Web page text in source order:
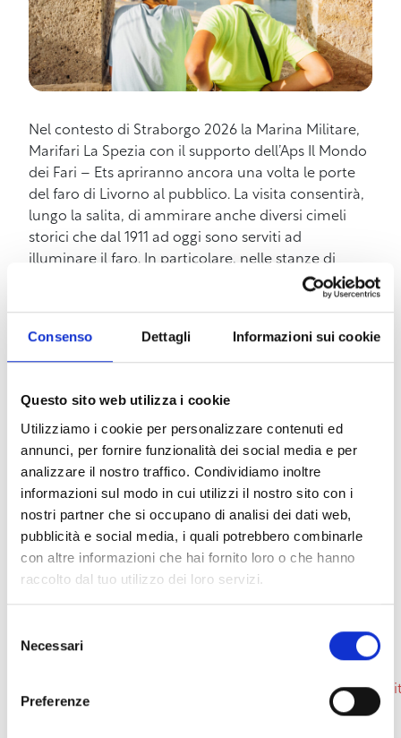
Consenso Dettagli Informazioni sui cookie
Questo sito web utilizza i cookie
Utilizziamo i cookie per personalizzare contenuti ed
annunci, per fornire funzionalità dei social media e per
analizzare il nostro traffico. Condividiamo inoltre
informazioni sul modo in cui utilizzi il nostro sito con i
nostri partner che si occupano di analisi dei dati web,
pubblicità e social media, i quali potrebbero combinarle
con altre informazioni che hai fornito loro o che hanno
raccolto dal tuo utilizzo dei loro servizi.
delNecessari
Preferenze
Nel contesto di Straborgo 2026 la Marina Militare,
Marifari La Spezia con il supporto dell’Aps Il Mondo
dei Fari – Ets apriranno ancora una volta le porte
del faro di Livorno al pubblico. La visita consentirà,
lungo la salita, di ammirare anche diversi cimeli
storici che dal 1911 ad oggi sono serviti ad
illuminare il faro. In particolare, nelle stanze di
veglia dell’ultimo piano, dove il Fanalista prestava
racconta una Livorno vista dal faro, antichi oggetti
di uso quotidiano di cui verrà illustrato l’utilizzo. La
terrazza dove si potrà ammirare un panorama
unico della città da 50 metri d’altezza.
L’Associazione Culturale e di Promozione Sociale IL
MONDO DEI FARI-ETS, organizza mensilmente
visite nei Fari Italiani ed esteri e collabora con la
MMI, Enti ed Associazioni per sviluppare iniziative
collegate al sociale e per promuovere nuove
attività che rispecchino il nostro spirito Associativo:
raccogliere informazioni, testimonianze, storie ed
esperienze del personale che ha vissuto nei fari;
utilizzati per il funzionamento dei fari; organizzare
https://
partire da martedì 12 maggio alle 12.00 sarà